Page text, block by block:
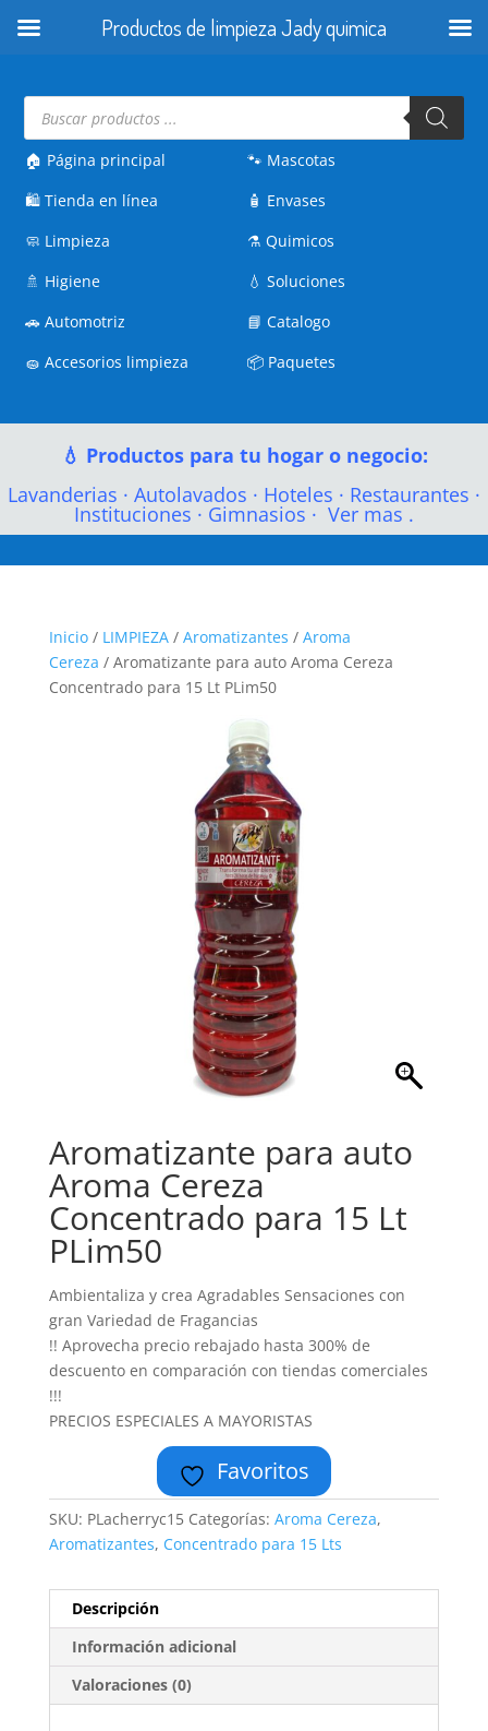
Búsqueda
productos
🏠 Página principal
🛍️Tienda en línea
🧼 Limpieza
🚿 Higiene
🚗Automotriz
🧽Accesorios limpieza
🐾 Mascotas
🧴 Envases
⚗️Quimicos
💧Soluciones
📘Catalogo
📦 Paquetes
💧 Productos para tu hogar o negocio:
Lavanderias · Autolavados · Hoteles · Restaurantes ·
Instituciones · Gimnasios · Ver mas .
Inicio/ LIMPIEZA/ Aromatizantes / Aroma
Cereza / Aromatizante para auto Aroma Cereza
Concentrado para 15 Lt PLim50
Aromatizante para auto
Aroma Cereza
Concentrado para 15 Lt
PLim50
Ambientaliza y crea Agradables Sensaciones con
gran Variedad de Fragancias
!! Aprovecha precio rebajado hasta 300% de
descuento en comparación con tiendas comerciales
!!!
PRECIOS ESPECIALES A MAYORISTAS
Favoritos
SKU: PLacherryc15 Categorías: Aroma Cereza,
Aromatizantes, Concentrado para 15 Lts
Descripción
Información adicional
Valoraciones (0)
Productos de limpieza Jady quimica